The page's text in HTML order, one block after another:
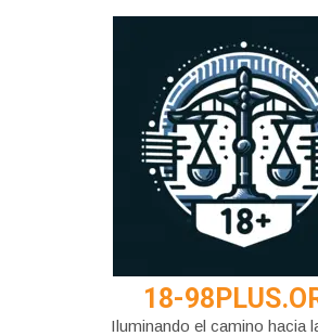
18-
Iluminando el camino hacia